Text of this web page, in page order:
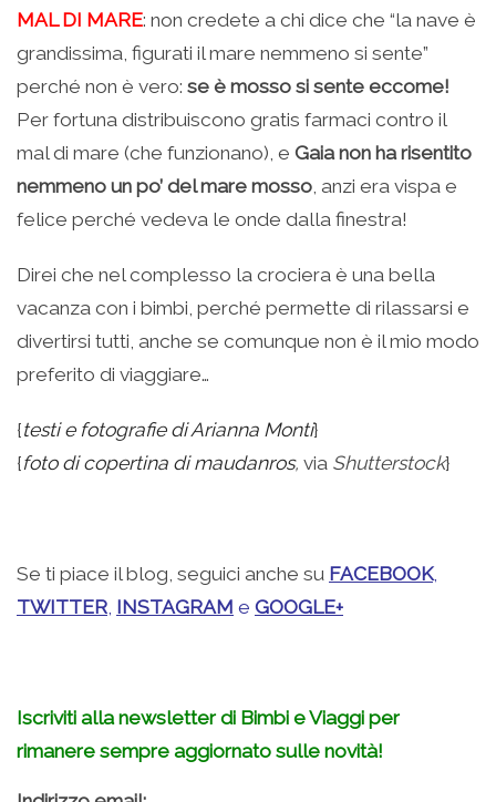
MAL DI MARE: non credete a chi dice che “la nave è
grandissima, figurati il mare nemmeno si sente”
perché non è vero: se è mosso si sente eccome!
Per fortuna distribuiscono gratis farmaci contro il
mal di mare (che funzionano), e Gaia non ha risentito
nemmeno un po’ del mare mosso, anzi era vispa e
felice perché vedeva le onde dalla finestra!
Direi che nel complesso la crociera è una bella
vacanza con i bimbi, perché permette di rilassarsi e
divertirsi tutti, anche se comunque non è il mio modo
preferito di viaggiare…
{testi e fotografie di Arianna Monti}
{foto di copertina di maudanros, via Shutterstock}
Se ti piace il blog, seguici anche su FACEBOOK,
TWITTER, INSTAGRAM e GOOGLE+
Iscriviti alla newsletter di Bimbi e Viaggi per
rimanere sempre aggiornato sulle novità!